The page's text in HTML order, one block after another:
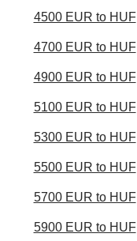
4500 EUR to HUF
4700 EUR to HUF
4900 EUR to HUF
5100 EUR to HUF
5300 EUR to HUF
5500 EUR to HUF
5700 EUR to HUF
5900 EUR to HUF